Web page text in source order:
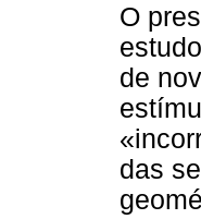
O
de
das